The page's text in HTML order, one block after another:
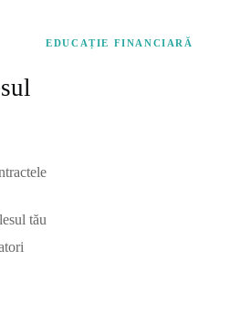
EDUCAȚIE FINANCIARĂ
tău